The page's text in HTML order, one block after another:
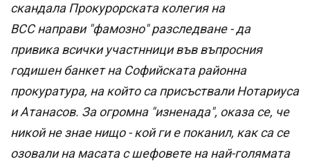
скандала Прокурорската колегия на
ВСС направи "фамозно" разследване - да
привика всички участнници във въпросния
годишен банкет на Софийската районна
прокуратура, на който са присъствали Нотариуса
и Атанасов. За огромна "изненада", оказа се, че
никой не знае нищо - кой ги е поканил, как са се
озовали на масата с шефовете на най-голямата